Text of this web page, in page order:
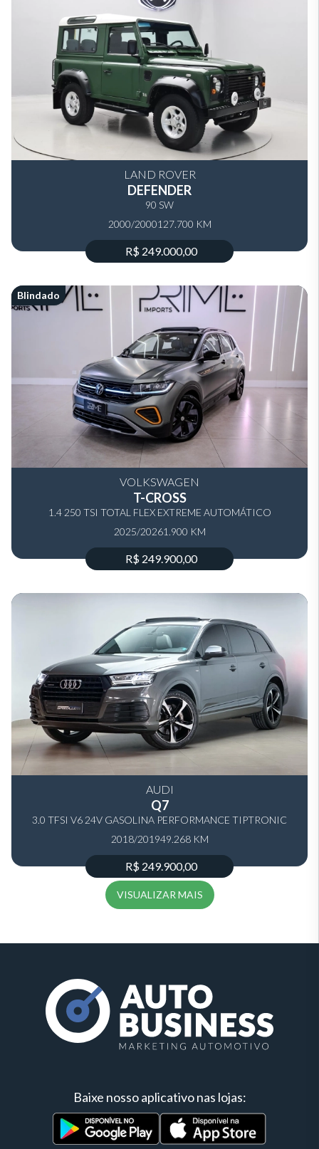
LAND ROVER
DEFENDER
90 SW
2000/2000127.700 KM
R$ 249.000,00
Blindado
VOLKSWAGEN
T-CROSS
1.4 250 TSI TOTAL FLEX EXTREME AUTOMÁTICO
2025/20261.900 KM
R$ 249.900,00
AUDI
Q7
3.0 TFSI V6 24V GASOLINA PERFORMANCE TIPTRONIC
2018/201949.268 KM
R$ 249.900,00
VISUALIZAR MAIS
Baixe nosso aplicativo nas lojas: